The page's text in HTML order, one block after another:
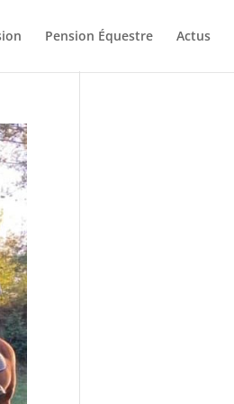
Pension Équestre Actus